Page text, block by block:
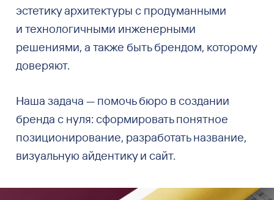
эстетику архитектуры с продуманными
и технологичными инженерными
решениями, а также быть брендом, которому
доверяют.
Наша задача — помочь бюро в создании
бренда с нуля: сформировать понятное
позиционирование, разработать название,
визуальную айдентику и сайт.